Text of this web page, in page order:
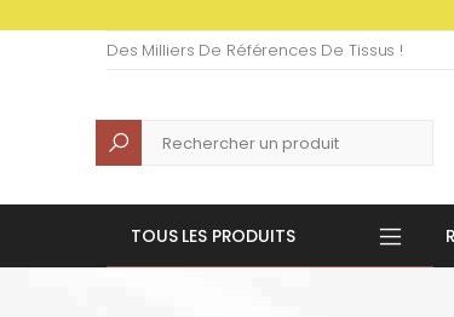
Des Milliers De Références De Tissus !
Recherche
TOUS LES PRODUITS